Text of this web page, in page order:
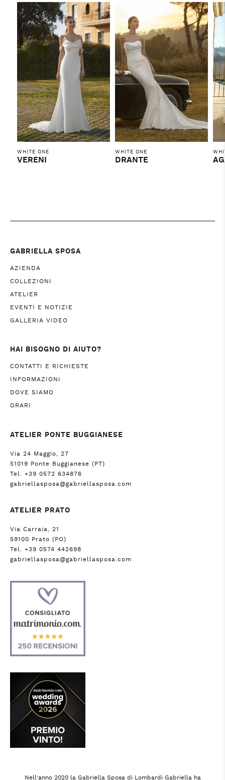
WHITE ONE
VERENI
WHITE ONE
DRANTE
GABRIELLA SPOSA
AZIENDA
COLLEZIONI
ATELIER
EVENTI E NOTIZIE
GALLERIA VIDEO
HAI BISOGNO DI AIUTO?
CONTATTI E RICHIESTE
INFORMAZIONI
DOVE SIAMO
ORARI
ATELIER PONTE BUGGIANESE
Via 24 Maggio, 27
51019 Ponte Buggianese (PT)
Tel. +39 0572 634876
gabriellasposa@gabriellasposa.com
ATELIER PRATO
Via Carraia, 21
59100 Prato (PO)
Tel. +39 0574 442698
gabriellasposa@gabriellasposa.com
Nell’anno 2020 la Gabriella Sposa di Lombardi Gabriella ha